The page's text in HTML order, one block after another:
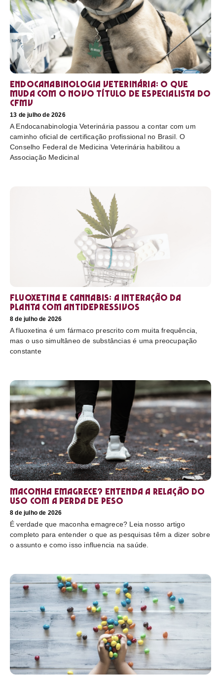
Endocanabinologia Veterinária: o que
muda com o novo título de especialista do
CFMV
13 de julho de 2026
A Endocanabinologia Veterinária passou a contar com um
caminho oficial de certificação profissional no Brasil. O
Conselho Federal de Medicina Veterinária habilitou a
Associação Medicinal
Fluoxetina e Cannabis: a interação da
planta com antidepressivos
8 de julho de 2026
A fluoxetina é um fármaco prescrito com muita frequência,
mas o uso simultâneo de substâncias é uma preocupação
constante
Maconha emagrece? Entenda a relação do
uso com a perda de peso
8 de julho de 2026
É verdade que maconha emagrece? Leia nosso artigo
completo para entender o que as pesquisas têm a dizer sobre
o assunto e como isso influencia na saúde.